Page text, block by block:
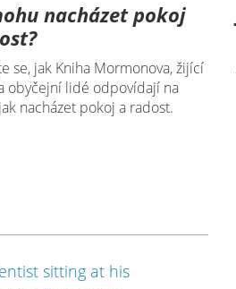
nacházet pokoj
se, jak Kniha Mormonova, žijící
obyčejní lidé odpovídají na
nacházet pokoj a radost.